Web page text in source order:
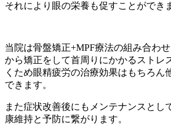
それにより眼の栄養も促すことができ
当院は骨盤矯正+MPF療法の組み合わ
から矯正をして首周りにかかるストレ
くため眼精疲労の治療効果はもちろん
できます。
また症状改善後にもメンテナンスとし
康維持と予防に繋がります。